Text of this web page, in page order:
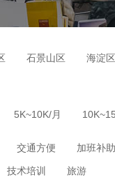
石景山区 海淀区
5K~10K/月
交通方便 加班补助
技术培训 旅游